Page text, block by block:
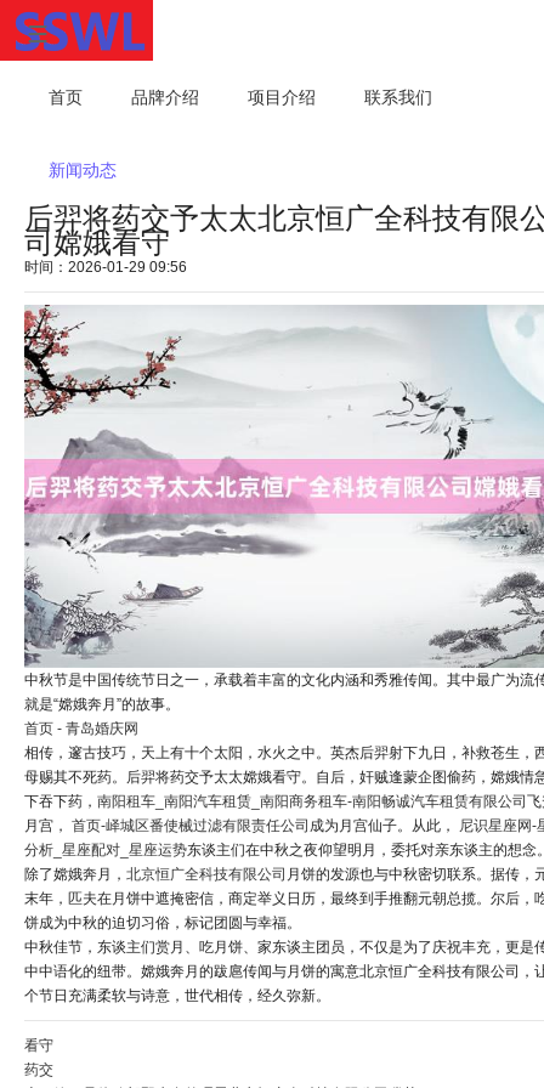
首页 品牌介绍 项目介绍 联系我们
新闻动态
后羿将药交予太太北京恒广全科技有限
司嫦娥看守
时间：2026-01-29 09:56
中秋节是中国传统节日之一，承载着丰富的文化内涵和秀雅传闻。其中最广为流
就是“嫦娥奔月”的故事。
首页 - 青岛婚庆网
相传，邃古技巧，天上有十个太阳，水火之中。英杰后羿射下九日，补救苍生，
母赐其不死药。后羿将药交予太太嫦娥看守。自后，奸贼逢蒙企图偷药，嫦娥情
下吞下药， 南阳租车_南阳汽车租赁_南阳商务租车-南阳畅诚汽车租赁有限公司
月宫， 首页-峄城区番使械过滤有限责任公司 成为月宫仙子。从此，
尼识星座网-
分析_星座配对_星座运势东谈主们在中秋之夜仰望明月，委托对亲东谈主的想念
除了嫦娥奔月， 北京恒广全科技有限公司 月饼的发源也与中秋密切联系。据传，
末年，匹夫在月饼中遮掩密信，商定举义日历，最终到手推翻元朝总揽。尔后，
饼成为中秋的迫切习俗，标记团圆与幸福。
中秋佳节，东谈主们赏月、吃月饼、家东谈主团员，不仅是为了庆祝丰充，更是
中中语化的纽带。嫦娥奔月的跋扈传闻与月饼的寓意北京恒广全科技有限公司，
个节日充满柔软与诗意，世代相传，经久弥新。
看守
药交